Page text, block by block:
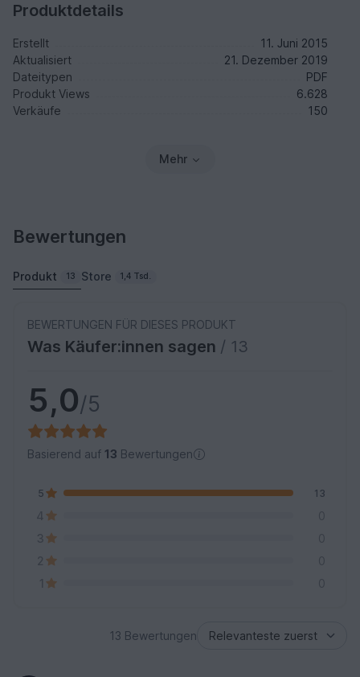
Produktdetails
Erstellt
11. Juni 2015
Aktualisiert
21. Dezember 2019
Dateitypen
PDF
Produkt Views
6.628
Verkäufe
150
Mehr
Bewertungen
Produkt 13 Store 1,4 Tsd.
BEWERTUNGEN FÜR DIESES PRODUKT
Was Käufer:innen sagen / 13
5,0/5
Basierend auf 13 Bewertungen
5 13
4
0
3
0
2
0
1
0
13 Bewertungen